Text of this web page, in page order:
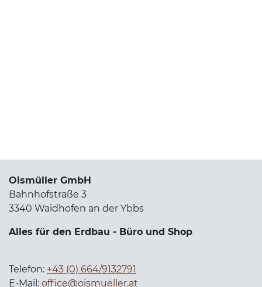
Oismüller GmbH
Bahnhofstraße 3
3340 Waidhofen an der Ybbs
Alles für den Erdbau - Büro und Shop
Telefon: +43 (0) 664/9132791
E-Mail: office@oismueller.at